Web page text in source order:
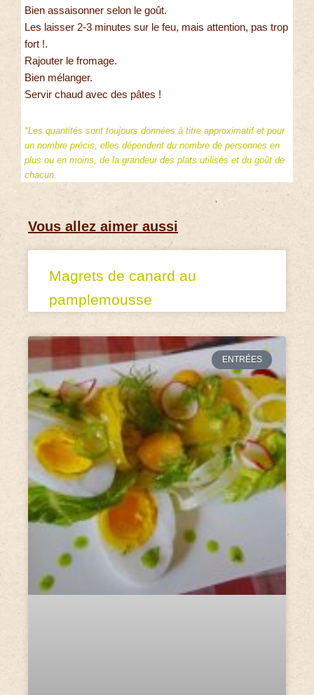
Bien assaisonner selon le goût.
Les laisser 2-3 minutes sur le feu, mais attention, pas trop
fort !.
Rajouter le fromage.
Bien mélanger.
Servir chaud avec des pâtes !
*Les quantités sont toujours données à titre approximatif et pour
un nombre précis, elles dépendent du nombre de personnes en
plus ou en moins, de la grandeur des plats utilisés et du goût de
chacun.
Vous allez aimer aussi
Magrets de canard au
pamplemousse
ENTRÉES